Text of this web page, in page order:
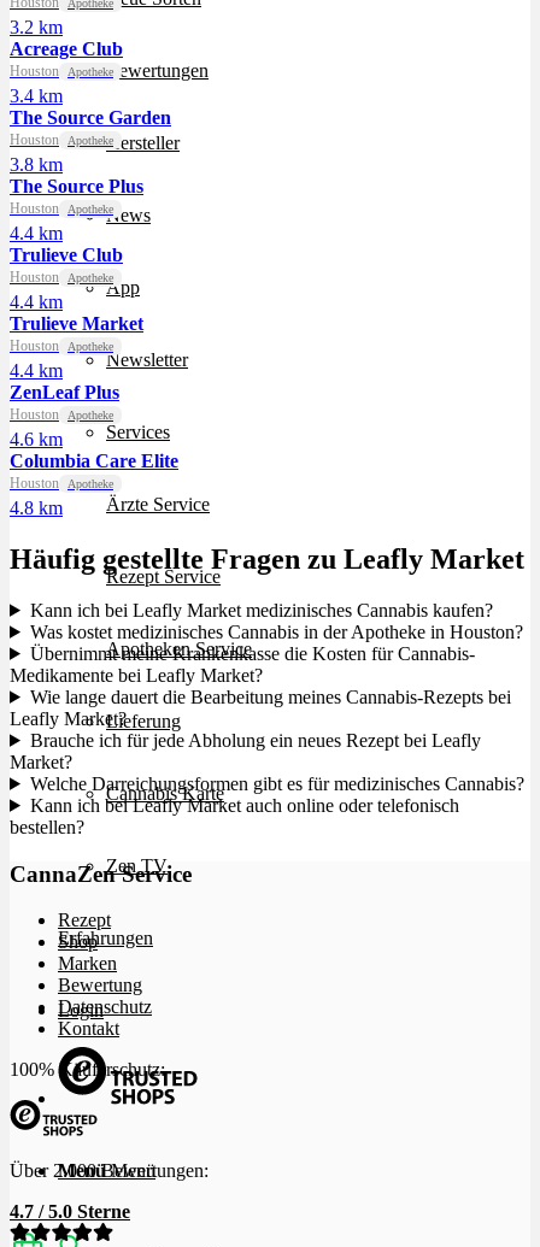
Bewertungen
Hersteller
News
App
Newsletter
Services
Ärzte Service
Rezept Service
Apotheken Service
Lieferung
Cannabis Karte
Zen TV
Erfahrungen
Login
Menü Menü
Apotheke
3.2 km
Acreage Club
Houston Apotheke
3.4 km
The Source Garden
Houston Apotheke
3.8 km
The Source Plus
Houston Apotheke
4.4 km
Trulieve Club
Houston Apotheke
4.4 km
Trulieve Market
Houston Apotheke
4.4 km
ZenLeaf Plus
Houston Apotheke
4.6 km
Columbia Care Elite
Houston Apotheke
4.8 km
Häufig gestellte Fragen zu Leafly Market
Kann ich bei Leafly Market medizinisches Cannabis kaufen?
Was kostet medizinisches Cannabis in der Apotheke in Houston?
Übernimmt meine Krankenkasse die Kosten für Cannabis-
Medikamente bei Leafly Market?
Wie lange dauert die Bearbeitung meines Cannabis-Rezepts bei
Leafly Market?
Brauche ich für jede Abholung ein neues Rezept bei Leafly
Market?
Welche Darreichungsformen gibt es für medizinisches Cannabis?
Kann ich bei Leafly Market auch online oder telefonisch
bestellen?
CannaZen Service
Rezept
Shop
Marken
Bewertung
Datenschutz
Kontakt
100% Käuferschutz:
Über 2.000 Bewertungen:
4.7 / 5.0 Sterne